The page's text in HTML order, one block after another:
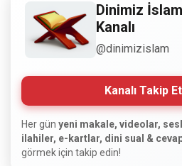
Copyright © 2008 - Dinimiz
Sitemizdeki bilgiler, bütün
hazırlanmıştır. Orijinaline
edebilir.
Normal
Dinimiz
Kanalı
@dinimizislam
Kanalı Takip Et
Her gün yeni makale, videolar,
ilahiler, e-kartlar, dini sual &
görmek için takip edin!